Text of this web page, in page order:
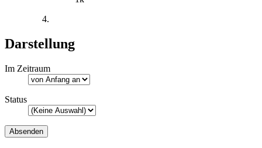
Darstellung
Im Zeitraum
Status